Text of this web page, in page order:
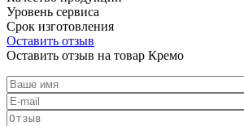
Уровень сервиса
Срок изготовления
Оставить отзыв
Оставить отзыв на товар Кремо